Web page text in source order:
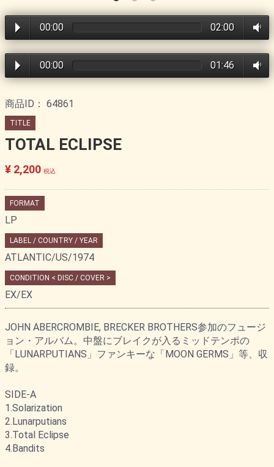
00:00 02:00
00:00 01:46
商品ID： 64861
TITLE
TOTAL ECLIPSE
¥ 2,200 税込
FORMAT
LP
LABEL / COUNTRY / YEAR
ATLANTIC/US/1974
CONDITION < DISC / COVER >
EX/EX
JOHN ABERCROMBIE, BRECKER BROTHERS参加のフュージ
ョン・アルバム。中盤にブレイクが入るミッドテンポの
「LUNARPUTIANS」ファンキーな「MOON GERMS」等、収
録。
SIDE-A
1.Solarization
2.Lunarputians
3.Total Eclipse
4.Bandits